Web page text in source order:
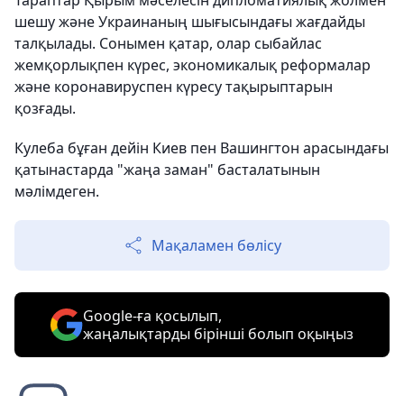
шешу және Украинаның шығысындағы жағдайды
талқылады. Сонымен қатар, олар сыбайлас
жемқорлықпен күрес, экономикалық реформалар
және коронавируспен күресу тақырыптарын
қозғады.
Кулеба бұған дейін Киев пен Вашингтон арасындағы
қатынастарда "жаңа заман" басталатынын
мәлімдеген.
Мақаламен бөлісу
Google-ға қосылып,
жаңалықтарды бірінші болып оқыңыз